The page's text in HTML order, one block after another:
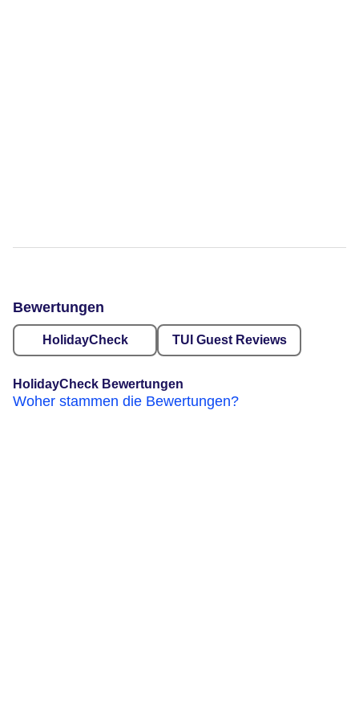
Bewertungen
HolidayCheck TUI Guest Reviews
HolidayCheck Bewertungen
Woher stammen die Bewertungen?